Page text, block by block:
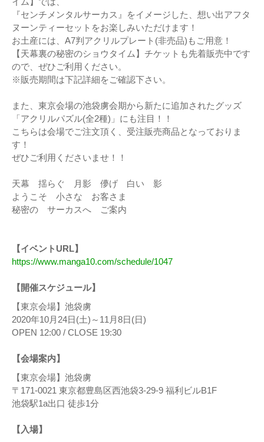
『センチメンタルサーカス』をイメージした、想い出アフタ
ヌーンティーセットをお楽しみいただけます！
お土産には、A7判アクリルプレート(非売品)もご用意！
【天幕裏の秘密のショウタイム】チケットも先着販売中です
ので、ぜひご利用ください。
※販売期間は下記詳細をご確認下さい。
また、東京会場の池袋虜会期から新たに追加されたグッズ
「アクリルパズル(全2種)」にも注目！！
こちらは会場でご注文頂く、受注販売商品となっておりま
す！
ぜひご利用くださいませ！！
天幕 揺らぐ 月影 儚げ 白い 影
ようこそ 小さな お客さま
秘密の サーカスへ ご案内
【イベントURL】
https://www.manga10.com/schedule/1047
【開催スケジュール】
【東京会場】池袋虜
2020年10月24日(土)～11月8日(日)
OPEN 12:00 / CLOSE 19:30
【会場案内】
【東京会場】池袋虜
〒171-0021 東京都豊島区西池袋3-29-9 福利ビルB1F
池袋駅1a出口 徒歩1分
【入場】